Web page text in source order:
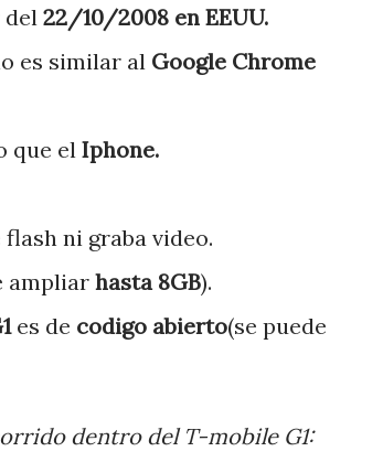
del 22/10/2008 en EEUU.
es similar al Google Chrome
que el Iphone.
flash ni graba video.
ampliarhasta 8GB).
es de codigo abierto(se puede
dentro del T-mobile G1: